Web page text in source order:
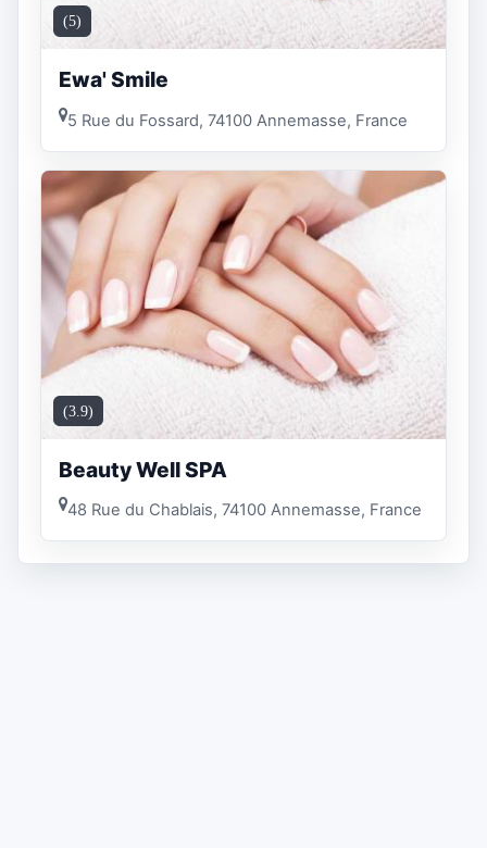
(5)
Ewa' Smile
5 Rue du Fossard, 74100 Annemasse, France
(3.9)
Beauty Well SPA
48 Rue du Chablais, 74100 Annemasse, France